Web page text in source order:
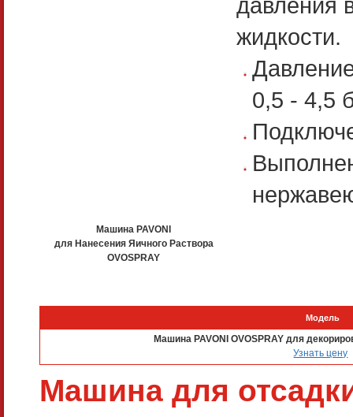
жидкости.
0,5 - 4,5
Машина PAVONI
для Нанесения Яичного Раствора
OVOSPRAY
Модель
Машина PAVONI OVOSPRAY для
Узнать цену
Машина для